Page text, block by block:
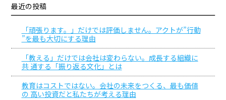
最近の投稿
「頑張ります。」だけでは評価しません。アクトが”行動
”を最も大切にする理由
「教える」だけでは会社は変わらない。成長する組織に
共 通する「振り返る文化」とは
教育はコストではない。会社の未来をつくる、最も価値
の 高い投資だと私たちが考える理由